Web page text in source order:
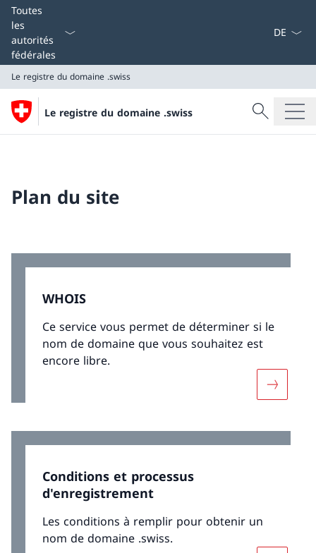
Toutes
les
autorités
fédérales
Le registre du domaine .swiss
Le registre du domaine .swiss
Recherche
Recherche
Plan du site
WHOIS
Ce service vous permet de déterminer si le
nom de domaine que vous souhaitez est
encore libre.
Conditions et processus
d'enregistrement
Les conditions à remplir pour obtenir un
nom de domaine .swiss.